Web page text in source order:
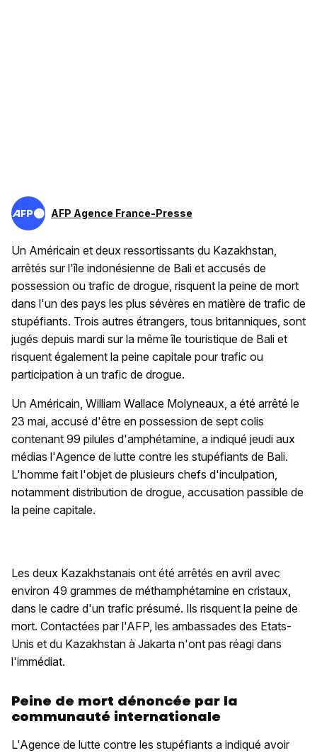
AFP Agence France-Presse
Un Américain et deux ressortissants du Kazakhstan,
arrêtés sur l'île indonésienne de Bali et accusés de
possession ou trafic de drogue, risquent la peine de mort
dans l'un des pays les plus sévères en matière de trafic de
stupéfiants. Trois autres étrangers, tous britanniques, sont
jugés depuis mardi sur la même île touristique de Bali et
risquent également la peine capitale pour trafic ou
participation à un trafic de drogue.
Un Américain, William Wallace Molyneaux, a été arrêté le
23 mai, accusé d'être en possession de sept colis
contenant 99 pilules d'amphétamine, a indiqué jeudi aux
médias l'Agence de lutte contre les stupéfiants de Bali.
L'homme fait l'objet de plusieurs chefs d'inculpation,
notamment distribution de drogue, accusation passible de
la peine capitale.
Les deux Kazakhstanais ont été arrêtés en avril avec
environ 49 grammes de méthamphétamine en cristaux,
dans le cadre d'un trafic présumé. Ils risquent la peine de
mort. Contactées par l'AFP, les ambassades des Etats-
Unis et du Kazakhstan à Jakarta n'ont pas réagi dans
l'immédiat.
Peine de mort dénoncée par la
communauté internationale
L'Agence de lutte contre les stupéfiants a indiqué avoir